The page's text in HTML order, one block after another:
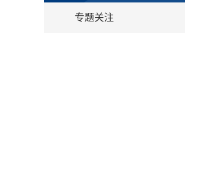
专题关注